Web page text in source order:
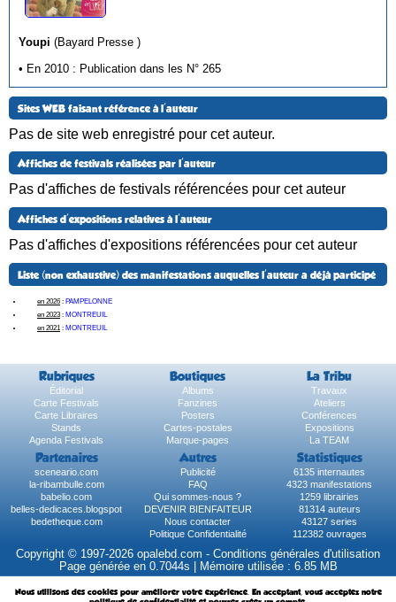
Youpi
(Bayard Presse )
• En 2010 : Publication dans les N° 265
Sites WEB faisant référence à l'auteur
Pas de site web enregistré pour cet auteur.
Affiches de festivals réalisées par l'auteur
Pas d'affiches de festivals référencées pour cet auteur
Affiches d'expositions relatives à l'auteur
Pas d'affiches d'expositions référencées pour cet auteur
Liste (non exhaustive) des manifestations auquelles l'auteur a déjà participé
en 2026 : PAMPELONNE
en 2023 : MONTREUIL
en 2021 : MONTREUIL
Rubriques Boutiques La Tribu
Éditorial Albums
Travaux
Carte Festivals
Fanzines
Ateliers
Carte Libraires
Posters
Conférences
Stands
Cartes-postales
Expositions
Agenda Festivals
Marque-pages La TEAM
Partenaires Autres Statistiques
sceneario.com Publicité
6135 internautes
la-ribambulle.com
FAQ
4323 manifestations
babelio.com
Qui sommes-nous ?
1259 librairies
belles-dedicaces.blogspot
DEVENIR BIENFAITEUR
81314 auteurs
bedetheque.com
Nous contacter
43127 series
Politique Confidentialité
112382 ouvrages
Copyright © 1997-2026 opalebd.com - Conditions générales d'utilisation
Page générée en 0.7044s | Mémoire utilisée : 6.85 MB
Nous utilisons des cookies pour améliorer votre expérience. En acceptant, vous acceptez notre